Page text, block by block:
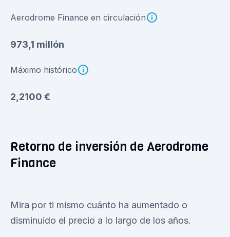
Aerodrome Finance en circulación
973,1 millón
Máximo histórico
2,2100 €
Retorno de inversión de Aerodrome
Finance
Mira por ti mismo cuánto ha aumentado o
disminuido el precio a lo largo de los años.